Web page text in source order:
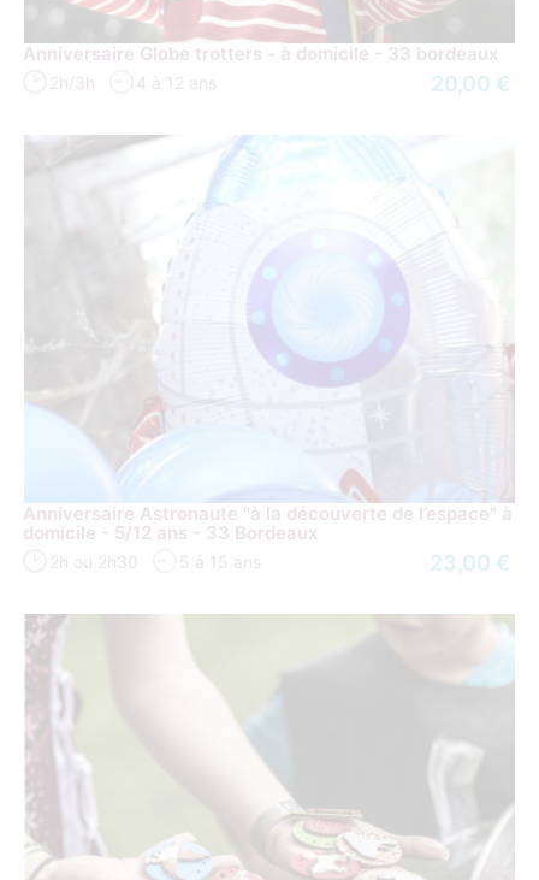
Anniversaire Globe trotters - à domicile - 33 bordeaux
2h/3h 4 à 12 ans 20,00 €
Anniversaire Astronaute "à la découverte de l’espace" à
domicile - 5/12 ans - 33 Bordeaux
2h ou 2h30 5 à 15 ans 23,00 €